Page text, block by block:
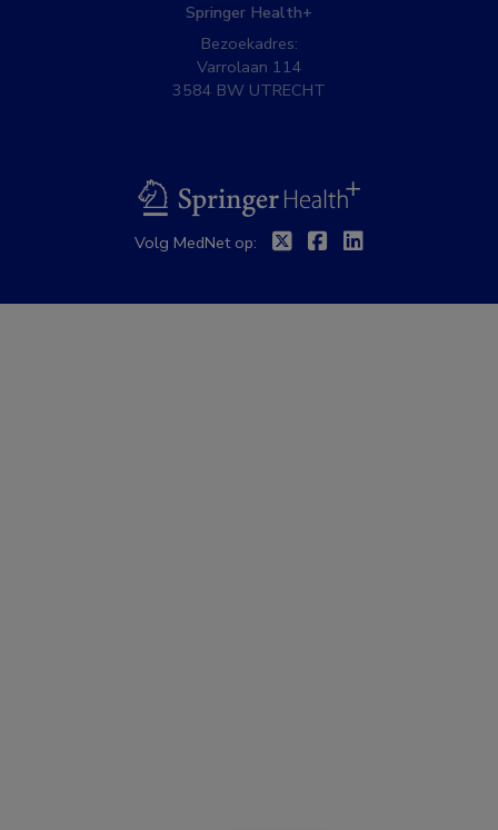
Springer Health+
Bezoekadres:
Varrolaan 114
3584 BW UTRECHT
BSL
Volg MedNet op: TwitterFacebook
Linkedin